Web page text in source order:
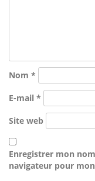
Nom *
E-mail *
Site web
Enregistrer mon
navigateur pour